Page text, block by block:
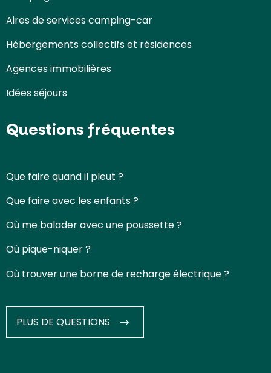
Aires de services camping-car
Hébergements collectifs et résidences
Agences immobilières
Idées séjours
Questions fréquentes
Que faire quand il pleut ?
Que faire avec les enfants ?
Où me balader avec une poussette ?
Où pique-niquer ?
Où trouver une borne de recharge électrique ?
PLUS DE QUESTIONS